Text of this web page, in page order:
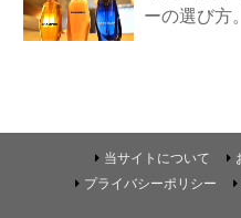
ーの選び方
当サイトについて
プライバシーポリシー